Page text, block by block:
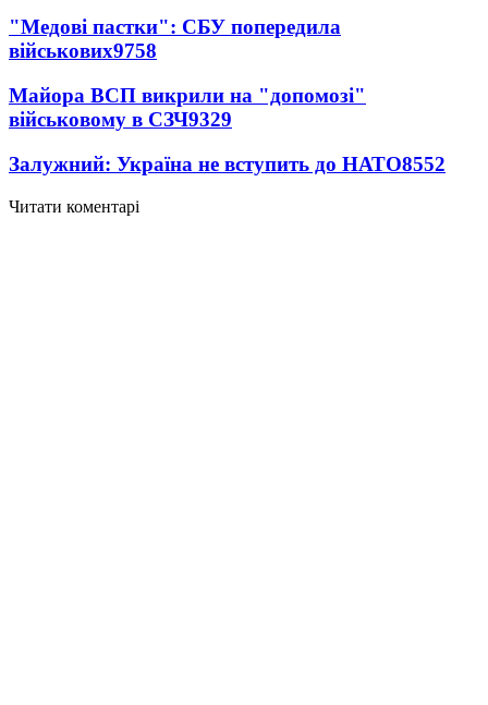
"Медові пастки": СБУ попередила
військових9758
Майора ВСП викрили на "допомозі"
військовому в СЗЧ9329
Залужний: Україна не вступить до НАТО8552
Читати коментарі